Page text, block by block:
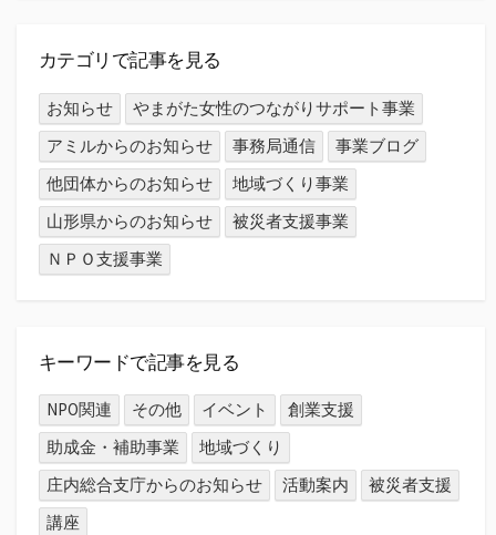
カテゴリで記事を見る
お知らせ
やまがた女性のつながりサポート事業
アミルからのお知らせ
事務局通信
事業ブログ
他団体からのお知らせ
地域づくり事業
山形県からのお知らせ
被災者支援事業
ＮＰＯ支援事業
キーワードで記事を見る
NPO関連 その他 イベント
創業支援
助成金・補助事業
地域づくり
庄内総合支庁からのお知らせ
活動案内
被災者支援
講座